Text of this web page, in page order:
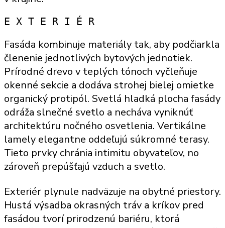
E X T E R I É R
Fasáda kombinuje materiály tak, aby podčiarkla
členenie jednotlivých bytových jednotiek.
Prírodné drevo v teplých tónoch vyčleňuje
okenné sekcie a dodáva strohej bielej omietke
organický protipól. Svetlá hladká plocha fasády
odráža slnečné svetlo a necháva vyniknúť
architektúru nočného osvetlenia. Vertikálne
lamely elegantne oddeľujú súkromné terasy.
Tieto prvky chránia intimitu obyvateľov, no
zároveň prepúšťajú vzduch a svetlo.
Exteriér plynule nadväzuje na obytné priestory.
Hustá výsadba okrasných tráv a kríkov pred
fasádou tvorí prirodzenú bariéru, ktorá